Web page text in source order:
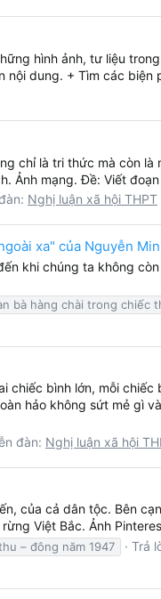
hình ảnh, tư liệu
dung. + Tìm các biện
chỉ là tri thức mà còn
Ảnh mạng. Đề: Viết
Nghị luận xã hội THPT
xa" của Nguyễn
khi chúng ta không
bà hàng chài trong chiếc
chiếc bình lớn, mỗi
hảo không sứt mẻ gì
đàn: Nghị luận xã hội
của cả dân tộc. Bên
Việt Bắc. Ảnh
– đông năm 1947 Trả